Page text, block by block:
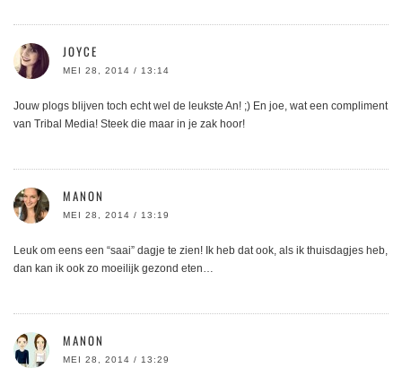
JOYCE
MEI 28, 2014 / 13:14
Jouw plogs blijven toch echt wel de leukste An! ;) En joe, wat een compliment
van Tribal Media! Steek die maar in je zak hoor!
MANON
MEI 28, 2014 / 13:19
Leuk om eens een “saai” dagje te zien! Ik heb dat ook, als ik thuisdagjes heb,
dan kan ik ook zo moeilijk gezond eten…
MANON
MEI 28, 2014 / 13:29